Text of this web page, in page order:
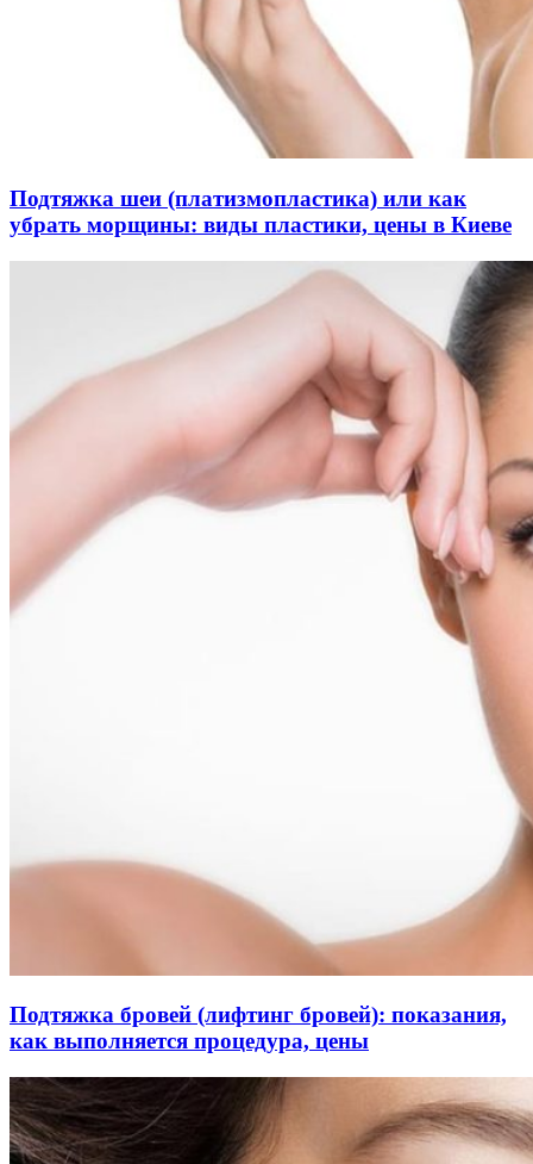
Подтяжка шеи (платизмопластика) или как
убрать морщины: виды пластики, цены в Киеве
Подтяжка бровей (лифтинг бровей): показания,
как выполняется процедура, цены